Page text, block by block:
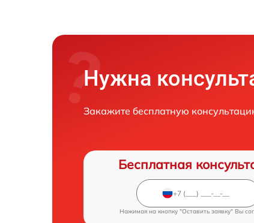
Нужна
Закажите бесплатную
Бесплатная
Нажимая на кнопку "Оставить заявку" Вы